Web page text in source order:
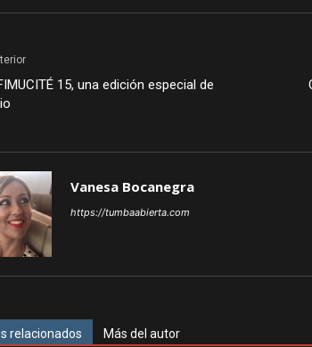
15, una edición especial de
Vanesa Bocanegra
https://tumbaabierta.com
relacionados Más del autor